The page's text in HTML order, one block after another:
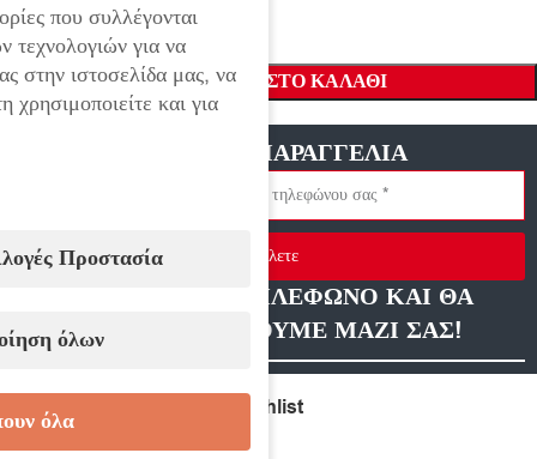
ΠΡΟΣΘΉΚΗ ΣΤΟ ΚΑΛΆΘΙ
ΓΡΗΓΟΡΗ ΠΑΡΑΓΓΕΛΙΑ
Στείλετε
ΑΦΗΣΤΕ ΜΑΣ ΤΗΛΕΦΩΝΟ ΚΑΙ ΘΑ
ΕΠΙΚΟΙΝΩΝΗΣΟΥΜΕ ΜΑΖΙ ΣΑΣ!
Compare Add to wishlist
που συλλέγονται
για να
στην ιστοσελίδα μας, να
και για
Προστασία
όλων
όλα